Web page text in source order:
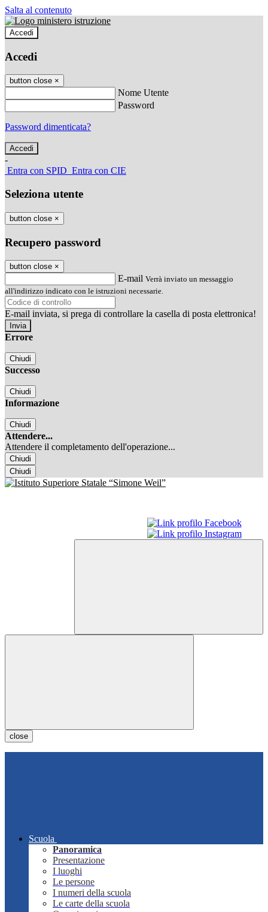
Salta al contenuto
Accedi
Accedi
button close ×
Nome Utente
Password
Password dimenticata?
-
Entra con SPID Entra con CIE
Seleziona utente
button close ×
Recupero password
button close ×
E-mail Verrà inviato un messaggio
all'indirizzo indicato con le istruzioni necessarie.
E-mail inviata, si prega di controllare la casella di posta elettronica!
Errore
Chiudi
Successo
Chiudi
Informazione
Chiudi
Attendere...
Attendere il completamento dell'operazione...
Chiudi
Chiudi
close
Scuola
Panoramica
Presentazione
I luoghi
Le persone
I numeri della scuola
Le carte della scuola